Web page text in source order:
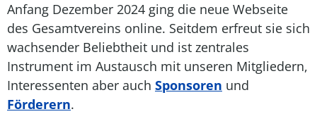
Anfang Dezember 2024 ging die neue Webseite
des Gesamtvereins online. Seitdem erfreut sie sich
wachsender Beliebtheit und ist zentrales
Instrument im Austausch mit unseren Mitgliedern,
Interessenten aber auch Sponsoren und
Förderern.